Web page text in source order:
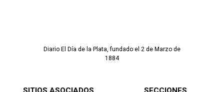
Diario El Día de la Plata, fundado el 2 de Marzo de
1884